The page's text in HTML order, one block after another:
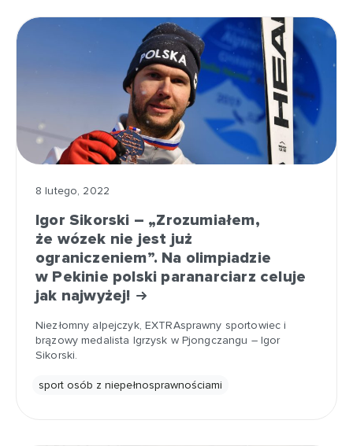
8 lutego, 2022
Igor Sikorski – „Zrozumiałem,
że wózek nie jest już
ograniczeniem”. Na olimpiadzie
w Pekinie polski paranarciarz celuje
jak najwyżej!
Niezłomny alpejczyk, EXTRAsprawny sportowiec i
brązowy medalista Igrzysk w Pjongczangu – Igor
Sikorski.
sport osób z niepełnosprawnościami